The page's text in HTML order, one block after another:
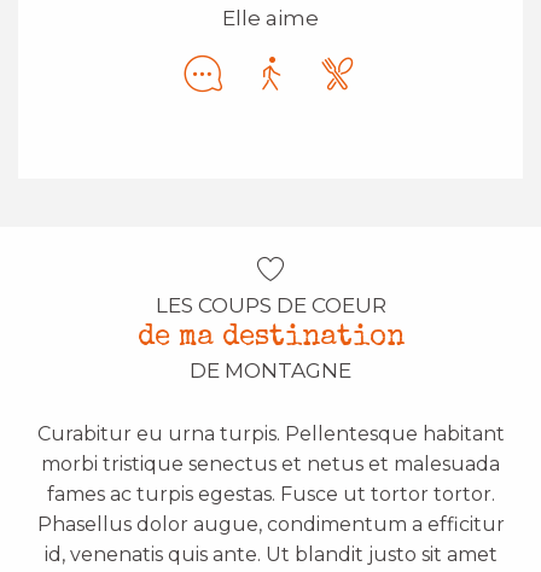
Elle aime
LES COUPS DE COEUR
de ma destination
DE MONTAGNE
Curabitur eu urna turpis. Pellentesque habitant
morbi tristique senectus et netus et malesuada
fames ac turpis egestas. Fusce ut tortor tortor.
Phasellus dolor augue, condimentum a efficitur
id, venenatis quis ante. Ut blandit justo sit amet